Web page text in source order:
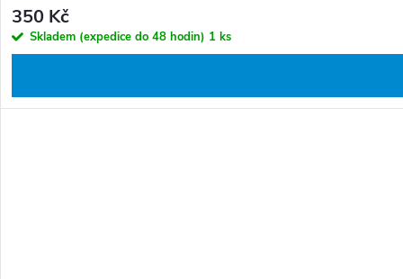
350 Kč
Skladem (expedice do 48 hodin) 1 ks